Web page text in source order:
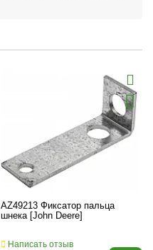
AZ49213 Фиксатор пальца
шнека [John Deere]
Написать отзыв